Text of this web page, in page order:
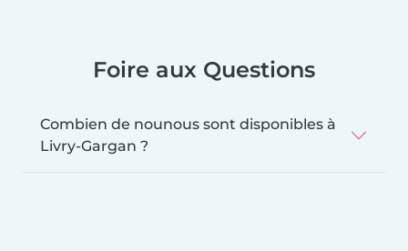
Foire aux Questions
Combien de nounous sont disponibles à
Livry-Gargan ?